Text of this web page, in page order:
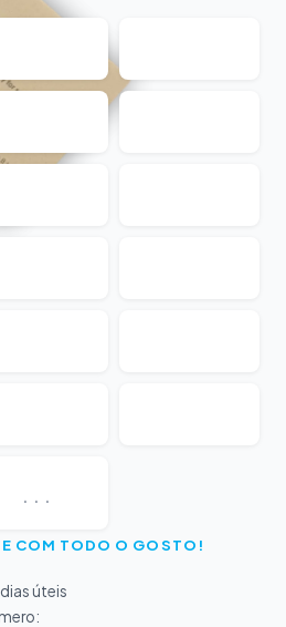
...
COM TODO O GOSTO!
úteis